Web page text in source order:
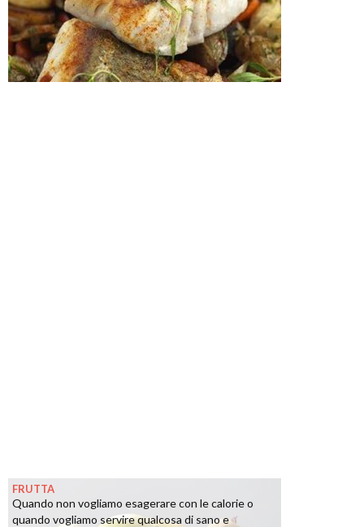
FRUTTA
Quando non vogliamo esagerare con le calorie o
quando vogliamo servire qualcosa di sano e